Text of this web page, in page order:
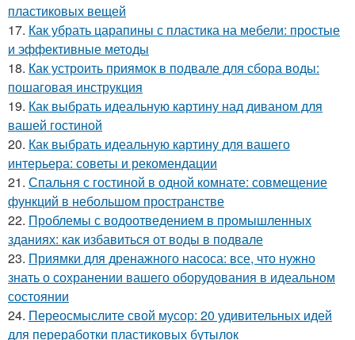
пластиковых вещей
17. Как убрать царапины с пластика на мебели: простые
и эффективные методы
18. Как устроить приямок в подвале для сбора воды:
пошаговая инструкция
19. Как выбрать идеальную картину над диваном для
вашей гостиной
20. Как выбрать идеальную картину для вашего
интерьера: советы и рекомендации
21. Спальня с гостиной в одной комнате: совмещение
функций в небольшом пространстве
22. Проблемы с водоотведением в промышленных
зданиях: как избавиться от воды в подвале
23. Приямки для дренажного насоса: все, что нужно
знать о сохранении вашего оборудования в идеальном
состоянии
24. Переосмыслите свой мусор: 20 удивительных идей
для переработки пластиковых бутылок